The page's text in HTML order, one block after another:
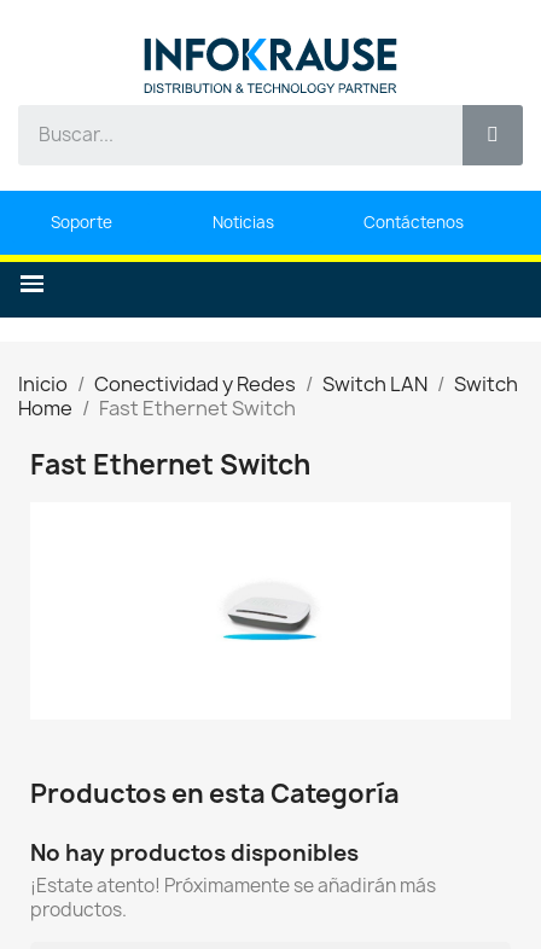
Soporte Noticias Contáctenos
Inicio Conectividad y Redes Switch LAN
Switch
Home
Fast Ethernet Switch
Fast Ethernet Switch
Productos en esta Categoría
No hay productos disponibles
¡Estate atento! Próximamente se añadirán más
productos.